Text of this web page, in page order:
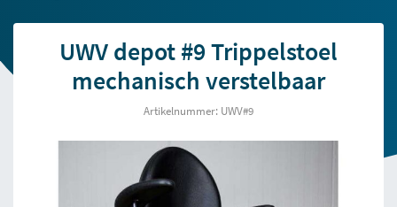
UWV depot #9 Trippelstoel
mechanisch verstelbaar
Artikelnummer: UWV#9